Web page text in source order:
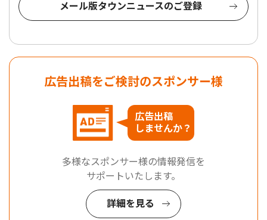
メール版タウンニュースのご登録
広告出稿をご検討のスポンサー様
広告出稿
しませんか？
多様なスポンサー様の情報発信を
サポートいたします。
詳細を見る